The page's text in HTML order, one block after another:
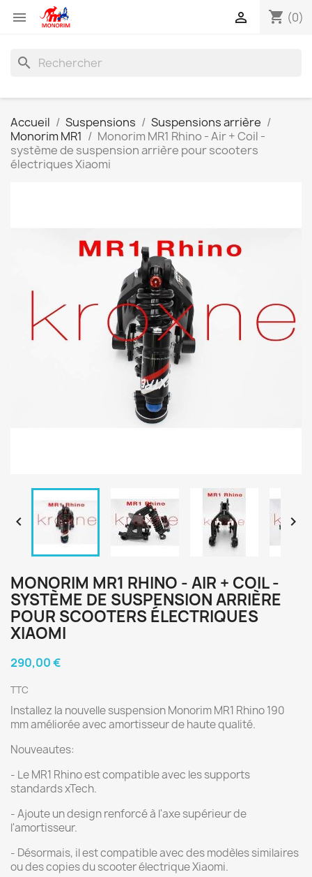
 shopping_cart (0)

search
Accueil Suspensions
Suspensions arrière
Monorim MR1
Monorim MR1 Rhino - Air + Coil -
système de suspension arrière pour scooters
électriques Xiaomi
 
MONORIM MR1 RHINO - AIR + COIL -
SYSTÈME DE SUSPENSION ARRIÈRE
POUR SCOOTERS ÉLECTRIQUES
XIAOMI
290,00 €
TTC
Installez la nouvelle suspension Monorim MR1 Rhino 190
mm améliorée avec amortisseur de haute qualité.
Nouveautes:
- Le MR1 Rhino est compatible avec les supports
standards xTech.
- Ajoute un design renforcé à l'axe supérieur de
l'amortisseur.
- Désormais, il est compatible avec des modèles similaires
ou des copies du scooter électrique Xiaomi.